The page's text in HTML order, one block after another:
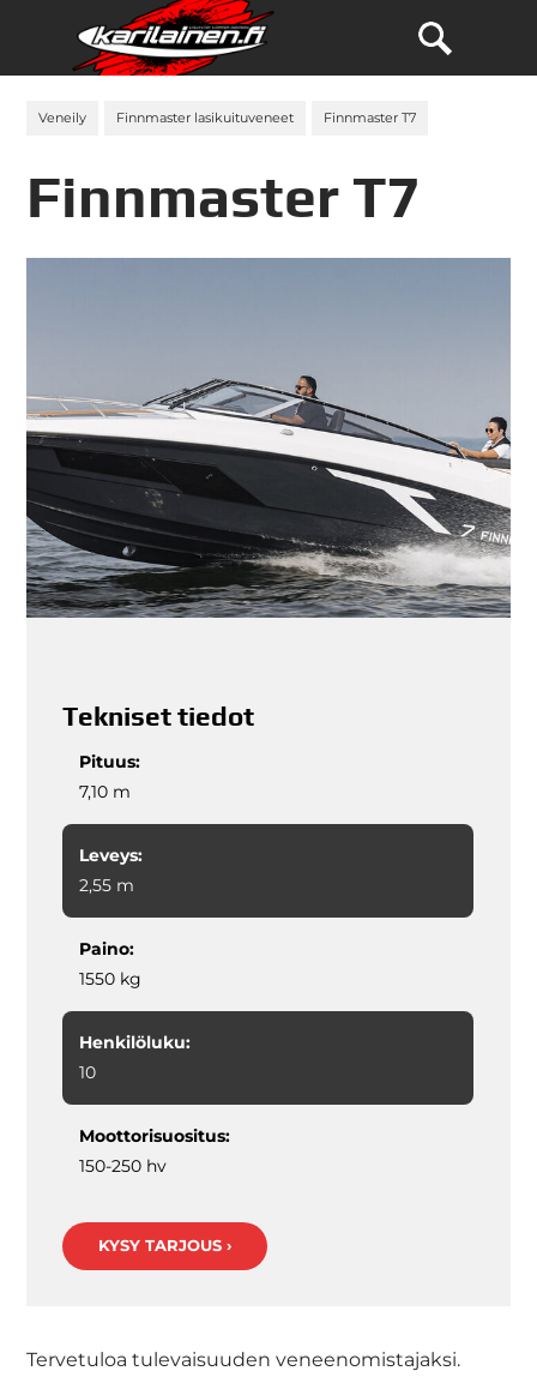
Veneily Finnmaster lasikuituveneet Finnmaster T7
Finnmaster T7
Tekniset tiedot
Pituus:
7,10 m
Leveys:
2,55 m
Paino:
1550 kg
Henkilöluku:
10
Moottorisuositus:
150-250 hv
KYSY TARJOUS ›
Tervetuloa tulevaisuuden veneenomistajaksi.